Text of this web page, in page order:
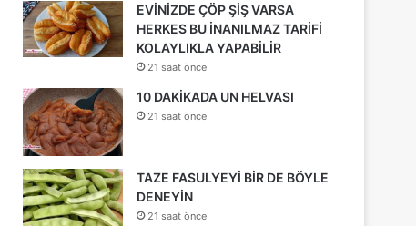
EVİNİZDE ÇÖP ŞİŞ VARSA
HERKES BU İNANILMAZ TARİFİ
KOLAYLIKLA YAPABİLİR
21 saat önce
10 DAKİKADA UN HELVASI
21 saat önce
TAZE FASULYEYİ BİR DE BÖYLE
DENEYİN
21 saat önce